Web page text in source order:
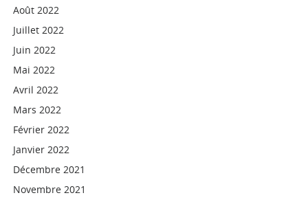
Août 2022
Juillet 2022
Juin 2022
Mai 2022
Avril 2022
Mars 2022
Février 2022
Janvier 2022
Décembre 2021
Novembre 2021